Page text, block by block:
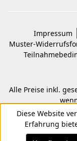
Impressum
Muster-
Alle Preise inkl.
© 2026
Diese Website
Erfahrung